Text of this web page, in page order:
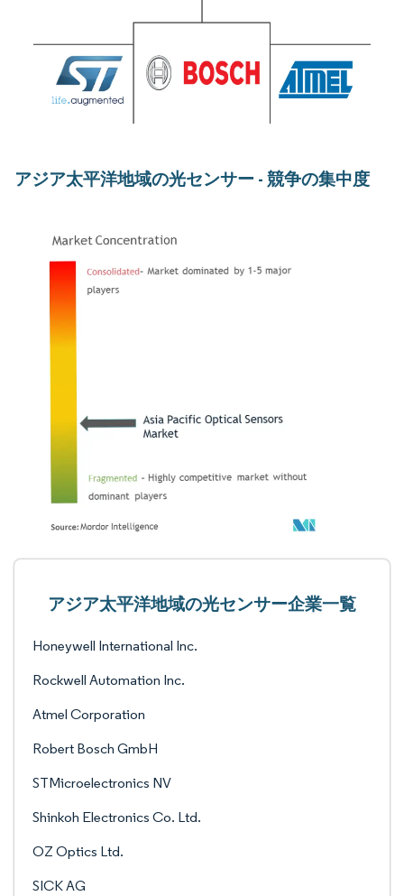
アジア太平洋地域の光センサー - 競争の集中度
アジア太平洋地域の光センサー企業一覧
Honeywell International Inc.
Rockwell Automation Inc.
Atmel Corporation
Robert Bosch GmbH
STMicroelectronics NV
Shinkoh Electronics Co. Ltd.
OZ Optics Ltd.
SICK AG